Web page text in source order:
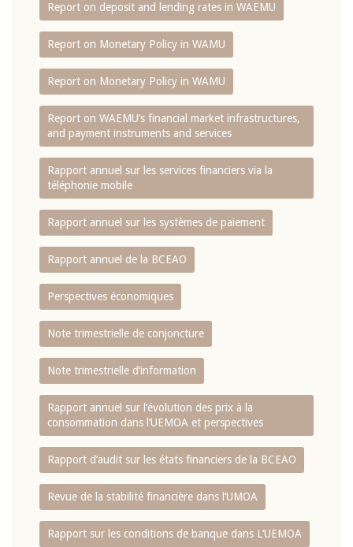
Report on deposit and lending rates in WAEMU
Report on Monetary Policy in WAMU
Report on Monetary Policy in WAMU
Report on WAEMU’s financial market infrastructures,
and payment instruments and services
Rapport annuel sur les services financiers via la
téléphonie mobile
Rapport annuel sur les systèmes de paiement
Rapport annuel de la BCEAO
Perspectives économiques
Note trimestrielle de conjoncture
Note trimestrielle d‘information
Rapport annuel sur l‘évolution des prix à la
consommation dans l‘UEMOA et perspectives
Rapport d‘audit sur les états financiers de la BCEAO
Revue de la stabilité financière dans l‘UMOA
Rapport sur les conditions de banque dans L‘UEMOA